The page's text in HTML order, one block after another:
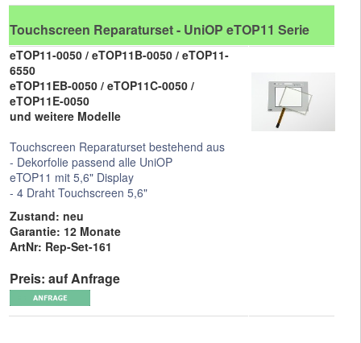
Touchscreen Reparaturset - UniOP eTOP11 Serie
eTOP11-0050 / eTOP11B-0050 / eTOP11-
6550
eTOP11EB-0050 / eTOP11C-0050 /
eTOP11E-0050
und weitere Modelle
Touchscreen Reparaturset bestehend aus
- Dekorfolie passend alle UniOP
eTOP11 mit 5,6" Display
- 4 Draht Touchscreen 5,6"
Zustand: neu
Garantie: 12 Monate
ArtNr: Rep-Set-161
Preis: auf Anfrage